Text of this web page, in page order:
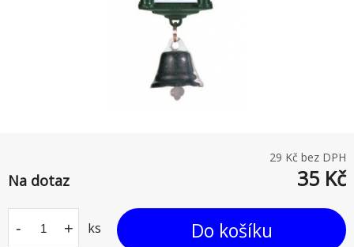
29 Kč bez DPH
Na dotaz 35 Kč
- + ks Do košíku